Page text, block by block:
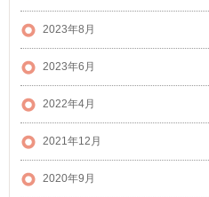
2023年8月
2023年6月
2022年4月
2021年12月
2020年9月